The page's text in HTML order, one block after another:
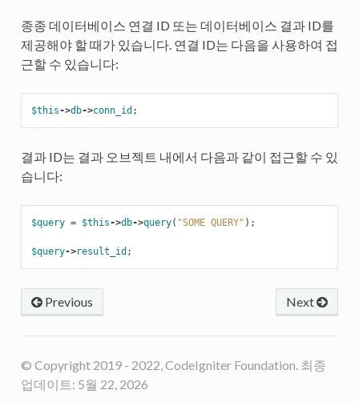
종종 데이터베이스 연결 ID 또는 데이터베이스 결과 ID를
제공해야 할 때가 있습니다. 연결 ID는 다음을 사용하여 접
근할 수 있습니다:
$this->db->conn_id ;
결과 ID는 결과 오브젝트 내에서 다음과 같이 접근할 수 있
습니다:
$query = $this->db->query( "SOME QUERY" );
$query->result_id ;
Next
Previous
© Copyright 2019 - 2022, CodeIgniter Foundation. 최종
업데이트: 5월 22, 2026